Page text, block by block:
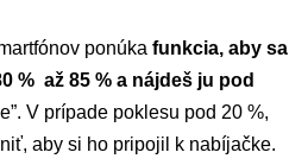
ponúka funkcia, aby sa
% až 85 % a nájdeš ju pod
V prípade poklesu pod 20 %,
aby si ho pripojil k nabíjačke.